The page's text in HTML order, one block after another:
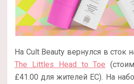
На Cult Beauty вернулся в сток
The Littles Head to Toe
£41.00 для жителей ЕС). На